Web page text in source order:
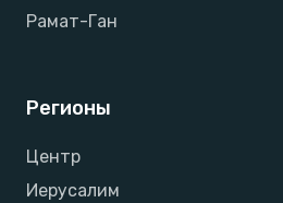
Рамат-Ган
Регионы
Центр
Иерусалим